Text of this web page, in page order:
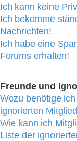
Ich kann keine
Ich bekomme
Nachrichten!
Ich habe eine
Forums erhalten!
Freunde und
Wozu benötige
ignorierten
Wie kann ich
Liste der